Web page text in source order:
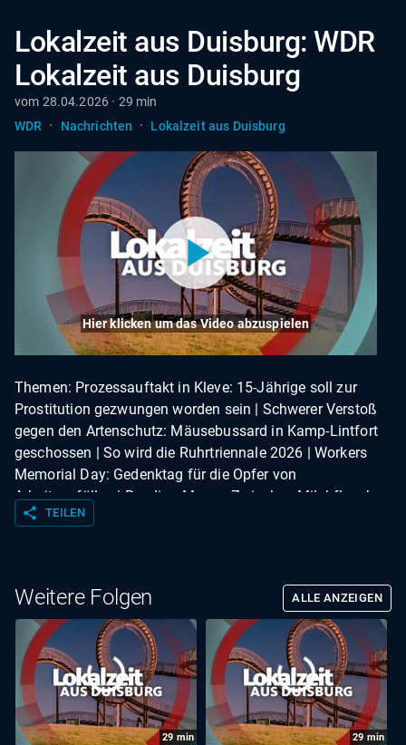
Lokalzeit aus Duisburg: WDR
Lokalzeit aus Duisburg
vom 28.04.2026 · 29 min
WDR
· Nachrichten · Lokalzeit aus Duisburg
Hier klicken um das Video abzuspielen
Themen: Prozessauftakt in Kleve: 15-Jährige soll zur
Prostitution gezwungen worden sein | Schwerer Verstoß
gegen den Artenschutz: Mäusebussard in Kamp-Lintfort
geschossen | So wird die Ruhrtriennale 2026 | Workers
Memorial Day: Gedenktag für die Opfer von
Arbeitsunfällen | Reading Moms: Zwischen Milchflasche
und Mitternachtslektüre | Auf dem Weg zur Rekord-
share TEILEN
Weitere Folgen ALLE ANZEIGEN
29 min 29 min